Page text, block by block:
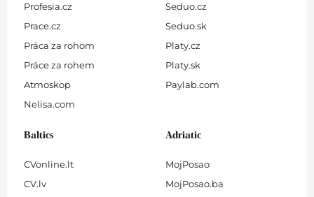
Profesia.cz
Prace.cz
Práca za rohom
Práce za rohem
Atmoskop
Nelisa.com
Seduo.cz
Seduo.sk
Platy.cz
Platy.sk
Paylab.com
Baltics
CVonline.lt
CV.lv
Adriatic
MojPosao
MojPosao.ba